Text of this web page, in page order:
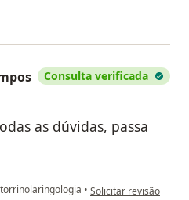
Consulta verificada
as dúvidas, passa
• na opinião do
Solicitar revisão